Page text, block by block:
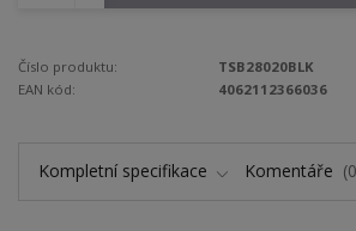
Číslo produktu:
TSB28020BLK
EAN kód:
4062112366036
Kompletní specifikace Komentáře 0